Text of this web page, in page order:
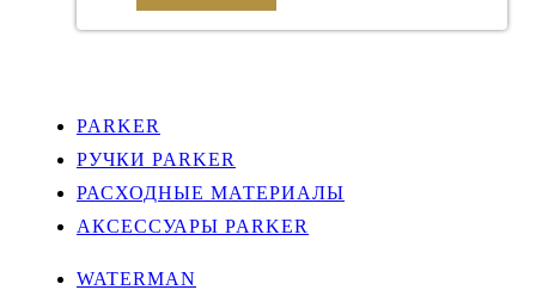
PARKER
РУЧКИ PARKER
РАСХОДНЫЕ МАТЕРИАЛЫ
АКСЕССУАРЫ PARKER
WATERMAN